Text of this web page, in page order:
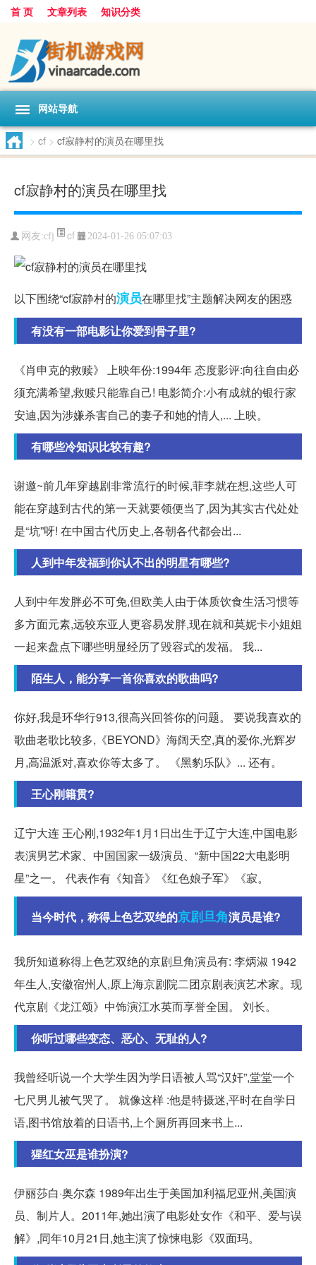
首 页 文章列表 知识分类
网站导航
> cf > cf寂静村的演员在哪里找
cf寂静村的演员在哪里找
网友:cfj cf 2024-01-26 05:07:03
以下围绕“cf寂静村的演员在哪里找”主题解决网友的困惑
有没有一部电影让你爱到骨子里?
《肖申克的救赎》 上映年份:1994年 态度影评:向往自由必
须充满希望,救赎只能靠自己! 电影简介:小有成就的银行家
安迪,因为涉嫌杀害自己的妻子和她的情人,... 上映。
有哪些冷知识比较有趣?
谢邀~前几年穿越剧非常流行的时候,菲李就在想,这些人可
能在穿越到古代的第一天就要领便当了,因为其实古代处处
是“坑”呀! 在中国古代历史上,各朝各代都会出...
人到中年发福到你认不出的明星有哪些?
人到中年发胖必不可免,但欧美人由于体质饮食生活习惯等
多方面元素,远较东亚人更容易发胖,现在就和莫妮卡小姐姐
一起来盘点下哪些明显经历了毁容式的发福。 我...
陌生人，能分享一首你喜欢的歌曲吗?
你好,我是环华行913,很高兴回答你的问题。 要说我喜欢的
歌曲老歌比较多,《BEYOND》海阔天空,真的爱你,光辉岁
月,高温派对,喜欢你等太多了。 《黑豹乐队》... 还有。
王心刚籍贯?
辽宁大连 王心刚,1932年1月1日出生于辽宁大连,中国电影
表演男艺术家、中国国家一级演员、“新中国22大电影明
星”之一。 代表作有《知音》《红色娘子军》《寂。
当今时代，称得上色艺双绝的京剧旦角演员是谁?
我所知道称得上色艺双绝的京剧旦角演员有: 李炳淑 1942
年生人,安徽宿州人,原上海京剧院二团京剧表演艺术家。现
代京剧《龙江颂》中饰演江水英而享誉全国。 刘长。
你听过哪些变态、恶心、无耻的人?
我曾经听说一个大学生因为学日语被人骂“汉奸”,堂堂一个
七尺男儿被气哭了。 就像这样 :他是特摄迷,平时在自学日
语,图书馆放着的日语书,上个厕所再回来书上...
猩红女巫是谁扮演?
伊丽莎白·奥尔森 1989年出生于美国加利福尼亚州,美国演
员、制片人。2011年,她出演了电影处女作《和平、爱与误
解》,同年10月21日,她主演了惊悚电影《双面玛。